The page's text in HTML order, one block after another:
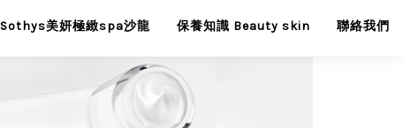
Sothys美妍極緻spa沙龍 保養知識 Beauty skin 聯絡我們